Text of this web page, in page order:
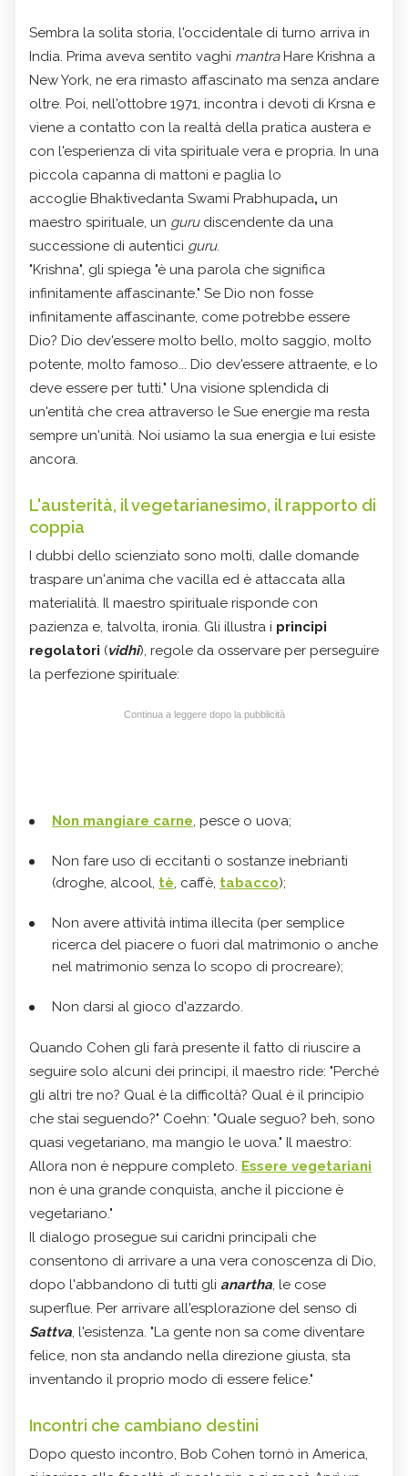
Sembra la solita storia, l'occidentale di turno arriva in
India. Prima aveva sentito vaghi mantraHare Krishna a
New York, ne era rimasto affascinato ma senza andare
oltre. Poi, nell'ottobre 1971, incontra i devoti di Krsna e
viene a contatto con la realtà della pratica austera e
con l'esperienza di vita spirituale vera e propria. In una
piccola capanna di mattoni e paglia lo
accoglie Bhaktivedanta Swami Prabhupada, un
maestro spirituale, un gurudiscendente da una
successione di autentici guru.
"Krishna", gli spiega "è una parola che significa
infinitamente affascinante." Se Dio non fosse
infinitamente affascinante, come potrebbe essere
Dio? Dio dev'essere molto bello, molto saggio, molto
potente, molto famoso... Dio dev'essere attraente, e lo
deve essere per tutti." Una visione splendida di
un'entità che crea attraverso le Sue energie ma resta
sempre un'unità. Noi usiamo la sua energia e lui esiste
ancora.
L'austerità, il vegetarianesimo, il rapporto di
coppia
I dubbi dello scienziato sono molti, dalle domande
traspare un'anima che vacilla ed è attaccata alla
materialità. Il maestro spirituale risponde con
pazienza e, talvolta, ironia. Gli illustra i principi
regolatori (vidhi), regole da osservare per perseguire
la perfezione spirituale:
Continua a leggere dopo la pubblicità
Non mangiare carne, pesce o uova;
Non fare uso di eccitanti o sostanze inebrianti
(droghe, alcool, tè, caffè, tabacco);
Non avere attività intima illecita (per semplice
ricerca del piacere o fuori dal matrimonio o anche
nel matrimonio senza lo scopo di procreare);
Non darsi al gioco d'azzardo.
Quando Cohen gli farà presente il fatto di riuscire a
seguire solo alcuni dei principi, il maestro ride: "Perché
gli altri tre no? Qual è la difficoltà? Qual è il principio
che stai seguendo?" Coehn: "Quale seguo? beh, sono
quasi vegetariano, ma mangio le uova." Il maestro:
Allora non è neppure completo. Essere vegetariani
non è una grande conquista, anche il piccione è
vegetariano."
Il dialogo prosegue sui caridni principali che
consentono di arrivare a una vera conoscenza di Dio,
dopo l'abbandono di tutti gli anartha, le cose
superflue. Per arrivare all'esplorazione del senso di
Sattva, l'esistenza. "La gente non sa come diventare
felice, non sta andando nella direzione giusta, sta
inventando il proprio modo di essere felice."
Incontri che cambiano destini
Dopo questo incontro, Bob Cohen tornò in America,